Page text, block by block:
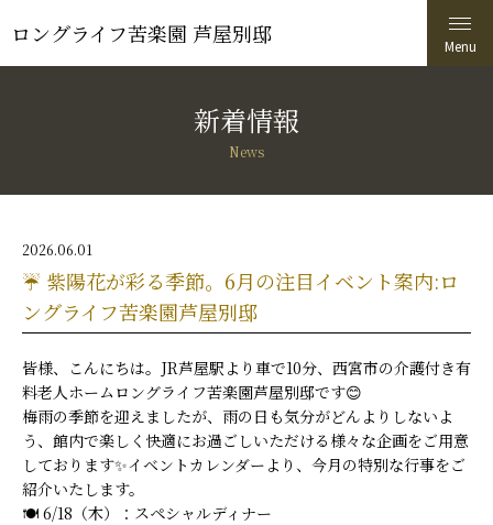
ロングライフ苦楽園 芦屋別邸
新着情報
News
2026.06.01
☔ 紫陽花が彩る季節。6月の注目イベント案内:ロ
ングライフ苦楽園芦屋別邸
皆様、こんにちは。JR芦屋駅より車で10分、西宮市の介護付き有
料老人ホームロングライフ苦楽園芦屋別邸です😊
梅雨の季節を迎えましたが、雨の日も気分がどんよりしないよ
う、館内で楽しく快適にお過ごしいただける様々な企画をご用意
しております✨イベントカレンダーより、今月の特別な行事をご
紹介いたします。
🍽️ 6/18（木）：スペシャルディナー